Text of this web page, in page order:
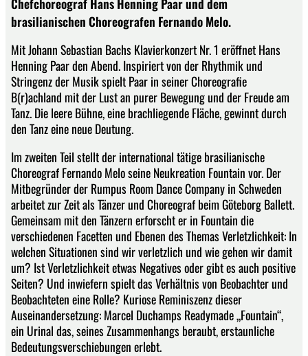
brasilianischen Choreografen Fernando Melo.
Mit Johann Sebastian Bachs Klavierkonzert Nr. 1 eröffnet Hans
Henning Paar den Abend. Inspiriert von der Rhythmik und
Stringenz der Musik spielt Paar in seiner Choreografie
B(r)achland mit der Lust an purer Bewegung und der Freude am
Tanz. Die leere Bühne, eine brachliegende Fläche, gewinnt durch
den Tanz eine neue Deutung.
Im zweiten Teil stellt der international tätige brasilianische
Choreograf Fernando Melo seine Neukreation Fountain vor. Der
Mitbegründer der Rumpus Room Dance Company in Schweden
arbeitet zur Zeit als Tänzer und Choreograf beim Göteborg Ballett.
Gemeinsam mit den Tänzern erforscht er in Fountain die
verschiedenen Facetten und Ebenen des Themas Verletzlichkeit: In
welchen Situationen sind wir verletzlich und wie gehen wir damit
um? Ist Verletzlichkeit etwas Negatives oder gibt es auch positive
Seiten? Und inwiefern spielt das Verhältnis von Beobachter und
Beobachteten eine Rolle? Kuriose Reminiszenz dieser
Auseinandersetzung: Marcel Duchamps Readymade „Fountain“,
ein Urinal das, seines Zusammenhangs beraubt, erstaunliche
Bedeutungsverschiebungen erlebt.